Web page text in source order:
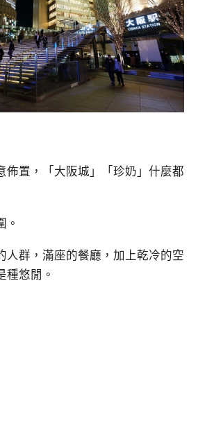
佈置，「大阪城」「珍奶」什麼都
。
人群，滿座的餐廳，加上乾冷的空
種悠閒。